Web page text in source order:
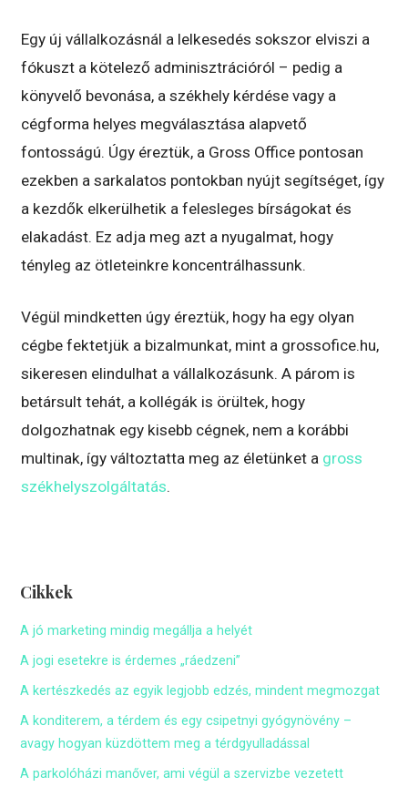
Egy új vállalkozásnál a lelkesedés sokszor elviszi a
fókuszt a kötelező adminisztrációról – pedig a
könyvelő bevonása, a székhely kérdése vagy a
cégforma helyes megválasztása alapvető
fontosságú. Úgy éreztük, a Gross Office pontosan
ezekben a sarkalatos pontokban nyújt segítséget, így
a kezdők elkerülhetik a felesleges bírságokat és
elakadást. Ez adja meg azt a nyugalmat, hogy
tényleg az ötleteinkre koncentrálhassunk.
Végül mindketten úgy éreztük, hogy ha egy olyan
cégbe fektetjük a bizalmunkat, mint a grossofice.hu,
sikeresen elindulhat a vállalkozásunk. A párom is
betársult tehát, a kollégák is örültek, hogy
dolgozhatnak egy kisebb cégnek, nem a korábbi
multinak, így változtatta meg az életünket a gross
székhelyszolgáltatás.
Cikkek
A jó marketing mindig megállja a helyét
A jogi esetekre is érdemes „ráedzeni”
A kertészkedés az egyik legjobb edzés, mindent megmozgat
A konditerem, a térdem és egy csipetnyi gyógynövény –
avagy hogyan küzdöttem meg a térdgyulladással
A parkolóházi manőver, ami végül a szervizbe vezetett